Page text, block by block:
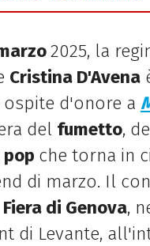
2025, la
Cristina D'Avena
d'onore a
del fumetto,
che torna in
di marzo. Il
Fiera di Genova,
di Levante,